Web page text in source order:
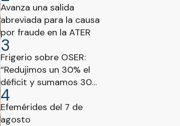
Puesto Vial Brazo Largo
Avanza una salida
abreviada para la causa
por fraude en la ATER
3
Frigerio sobre OSER:
“Redujimos un 30% el
déficit y sumamos 300
mil prestaciones”
4
Efemérides del 7 de
agosto